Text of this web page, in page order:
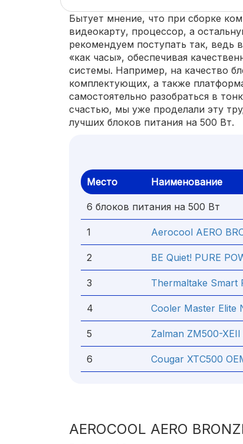
Бытует мнение, что при сборке
видеокарту, процессор, а
рекомендуем поступать так, ведь
«как часы», обеспечивая
системы. Например, на качество
комплектующих, а также
самостоятельно разобраться в
счастью, мы уже проделали эту
лучших блоков питания на 500 Вт.
Место Наименование
6 блоков питания на 500 Вт
1 Aerocool AERO
2 BE Quiet! PURE
3 Thermaltake Smart
4 Cooler Master Elite
5 Zalman ZM500-
6 Cougar XTC500
AEROCOOL AERO